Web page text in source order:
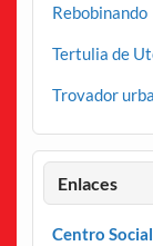
Rebobinando
Tertulia de
Trovador
Enlaces
Centro